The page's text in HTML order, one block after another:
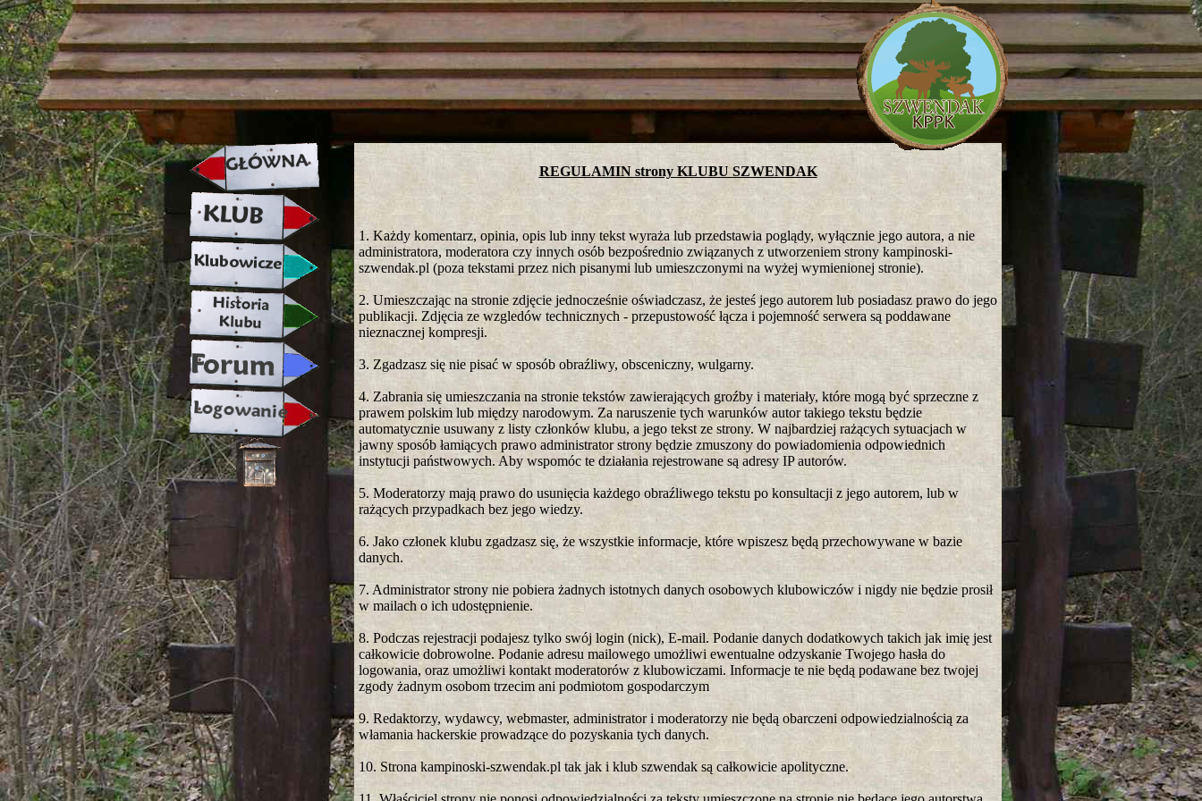
strona w naprawie zapraszamy jutro ;)
REGULAMIN strony KLUBU SZWENDAK
1. Każdy komentarz, opinia, opis lub inny tekst wyraża lub przedstawia poglądy, wyłącznie jego autora, a nie
administratora, moderatora czy innych osób bezpośrednio związanych z utworzeniem strony kampinoski-
szwendak.pl (poza tekstami przez nich pisanymi lub umieszczonymi na wyżej wymienionej stronie).
2. Umieszczając na stronie zdjęcie jednocześnie oświadczasz, że jesteś jego autorem lub posiadasz prawo do jego
publikacji. Zdjęcia ze wzgledów technicznych - przepustowość łącza i pojemność serwera są poddawane
nieznacznej kompresji.
3. Zgadzasz się nie pisać w sposób obraźliwy, obsceniczny, wulgarny.
4. Zabrania się umieszczania na stronie tekstów zawierających groźby i materiały, które mogą być sprzeczne z
prawem polskim lub między narodowym. Za naruszenie tych warunków autor takiego tekstu będzie
automatycznie usuwany z listy członków klubu, a jego tekst ze strony. W najbardziej rażących sytuacjach w
jawny sposób łamiących prawo administrator strony będzie zmuszony do powiadomienia odpowiednich
instytucji państwowych. Aby wspomóc te działania rejestrowane są adresy IP autorów.
5. Moderatorzy mają prawo do usunięcia każdego obraźliwego tekstu po konsultacji z jego autorem, lub w
rażących przypadkach bez jego wiedzy.
6. Jako członek klubu zgadzasz się, że wszystkie informacje, które wpiszesz będą przechowywane w bazie
danych.
7. Administrator strony nie pobiera żadnych istotnych danych osobowych klubowiczów i nigdy nie będzie prosił
w mailach o ich udostępnienie.
8. Podczas rejestracji podajesz tylko swój login (nick), E-mail. Podanie danych dodatkowych takich jak imię jest
całkowicie dobrowolne. Podanie adresu mailowego umożliwi ewentualne odzyskanie Twojego hasła do
logowania, oraz umożliwi kontakt moderatorów z klubowiczami. Informacje te nie będą podawane bez twojej
zgody żadnym osobom trzecim ani podmiotom gospodarczym
9. Redaktorzy, wydawcy, webmaster, administrator i moderatorzy nie będą obarczeni odpowiedzialnością za
włamania hackerskie prowadzące do pozyskania tych danych.
10. Strona kampinoski-szwendak.pl tak jak i klub szwendak są całkowicie apolityczne.